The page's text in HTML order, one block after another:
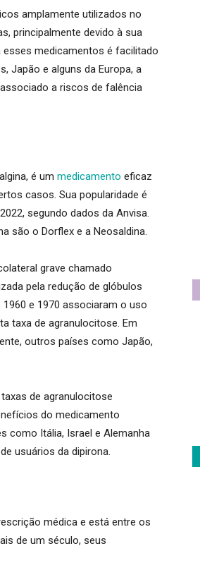
amplamente utilizados no
principalmente devido à sua
medicamentos é facilitado
Japão e alguns da Europa, a
a riscos de falência
é um medicamento eficaz
casos. Sua popularidade é
segundo dados da Anvisa.
são o Dorflex e a Neosaldina.
grave chamado
pela redução de glóbulos
e 1970 associaram o uso
taxa de agranulocitose. Em
outros países como Japão,
de agranulocitose
do medicamento
como Itália, Israel e Alemanha
usuários da dipirona.
médica e está entre os
de um século, seus